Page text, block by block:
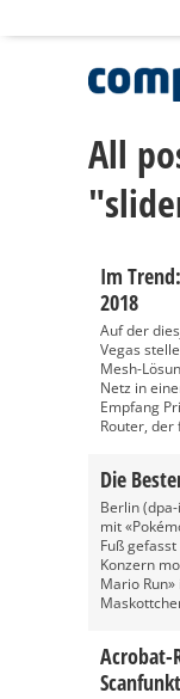
All
Im
2018
Auf der
Vegas
Mesh-
Netz in
Empfang
Router, der
Die
Berlin
mit
Fuß
Konzern
Mario
Acrobat-